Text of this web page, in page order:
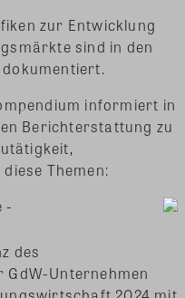
zur Entwicklung
sind in den
dokumentiert.
informiert in
Berichterstattung zu
Themen:
-
des
Unternehmen